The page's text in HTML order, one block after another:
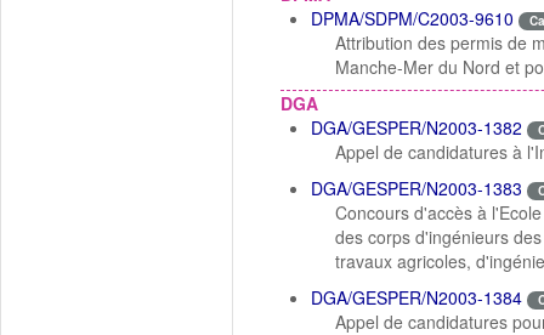
DPMA/SDPM/C2003-9610
Attribution des permis de
Manche-Mer du Nord et
DGA
DGA/GESPER/N2003-1382
Appel de candidatures à
DGA/GESPER/N2003-1383
Concours d'accès à
des corps d'ingénieurs
travaux agricoles,
DGA/GESPER/N2003-1384
Appel de candidatures